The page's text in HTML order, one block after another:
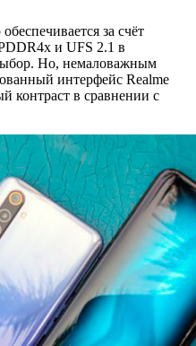
за счёт
и UFS 2.1 в
Но, немаловажным
интерфейс Realme
контраст в сравнении с